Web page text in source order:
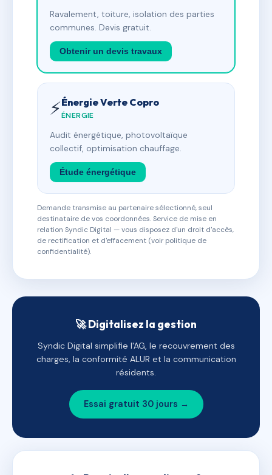
Ravalement, toiture, isolation des parties
communes. Devis gratuit.
Obtenir un devis travaux
⚡Énergie Verte Copro
ÉNERGIE
Audit énergétique, photovoltaïque
collectif, optimisation chauffage.
Étude énergétique
Demande transmise au partenaire sélectionné, seul
destinataire de vos coordonnées. Service de mise en
relation Syndic Digital — vous disposez d'un droit d'accès,
de rectification et d'effacement (voir politique de
confidentialité).
🚀 Digitalisez la gestion
Syndic Digital simplifie l'AG, le recouvrement des
charges, la conformité ALUR et la communication
résidents.
Essai gratuit 30 jours →